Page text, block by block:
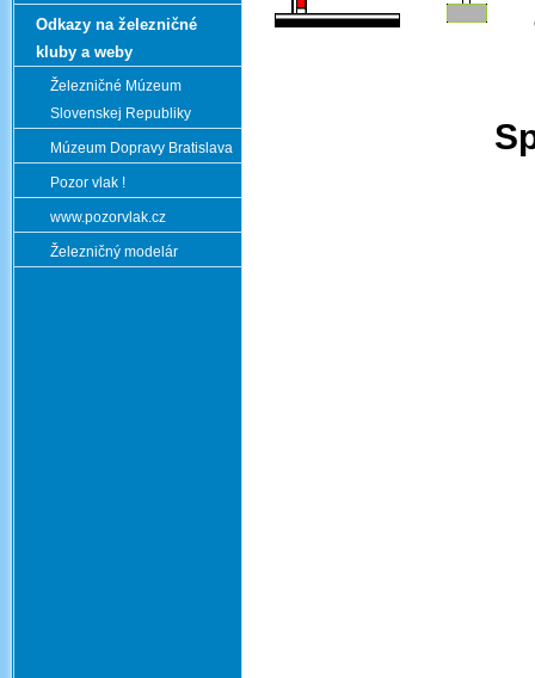
Odkazy na železničné
kluby a weby
Železničné Múzeum
Slovenskej Republiky
Múzeum Dopravy Bratislava
Pozor vlak !
www.pozorvlak.cz
Železničný modelár